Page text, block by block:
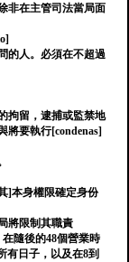
非在主管司法當局面
的人。必須在不超過
拘留，逮捕或監禁地
將要執行[condenas]
]本身權限確定身份
將限制其職責
隨後的48個營業時
有日子，以及在8到